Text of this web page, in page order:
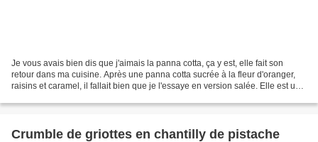
Je vous avais bien dis que j'aimais la panna cotta, ça y est, elle fait son
retour dans ma cuisine. Après une panna cotta sucrée à la fleur d'oranger,
raisins et caramel, il fallait bien que je l'essaye en version salée. Elle est un
Crumble de griottes en chantilly de pistache